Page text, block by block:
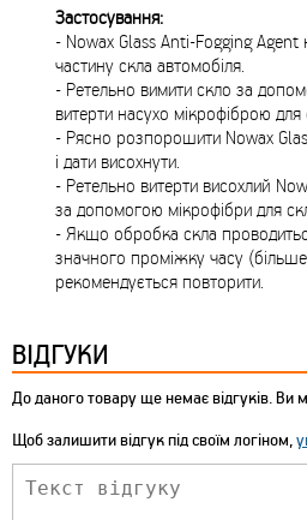
Застосування:
- Nowax Glass Anti-Fogging
частину скла автомобіля.
- Ретельно вимити скло за
витерти насухо мікрофіброю для
- Рясно розпорошити Nowax
і дати висохнути.
- Ретельно витерти висохлий
за допомогою мікрофібри для
- Якщо обробка скла
значного проміжку часу
рекомендується повторити.
ВІДГУКИ
До даного товару ще немає відгуків.
Щоб залишити відгук під своїм логіном,